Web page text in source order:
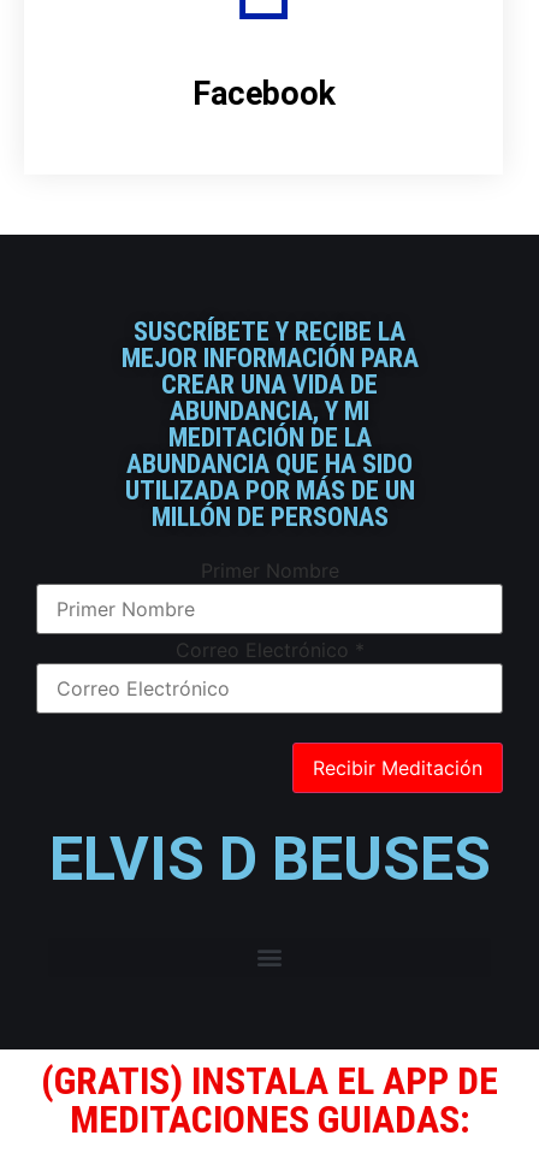
Facebook
SUSCRÍBETE Y RECIBE LA
MEJOR INFORMACIÓN PARA
CREAR UNA VIDA DE
ABUNDANCIA, Y MI
MEDITACIÓN DE LA
ABUNDANCIA QUE HA SIDO
UTILIZADA POR MÁS DE UN
MILLÓN DE PERSONAS
Primer Nombre
Correo Electrónico *
ELVIS D BEUSES
(GRATIS) INSTALA EL APP DE
MEDITACIONES GUIADAS: